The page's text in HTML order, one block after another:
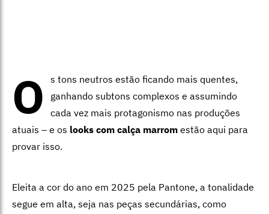
O
s tons neutros estão ficando mais quentes,
ganhando subtons complexos e assumindo
cada vez mais protagonismo nas produções
atuais – e os looks com calça marrom estão aqui para
provar isso.
Eleita a cor do ano em 2025 pela Pantone, a tonalidade
segue em alta, seja nas peças secundárias, como